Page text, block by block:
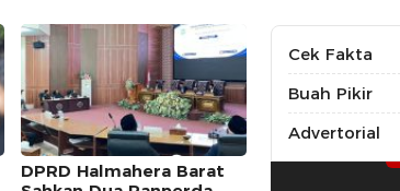
DPRD Halmahera Barat
Cek Fakta
Buah Pikir
Advertorial